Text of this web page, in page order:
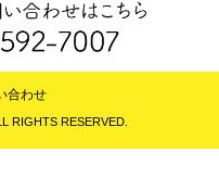
合わせ
RIGHTS RESERVED.